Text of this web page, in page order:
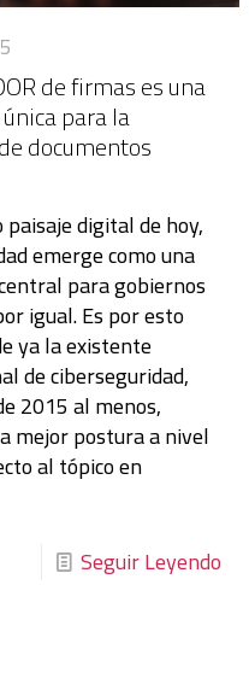
de firmas es una
para la
documentos
digital de hoy,
emerge como una
para gobiernos
igual. Es por esto
ya la existente
de ciberseguridad,
2015 al menos,
mejor postura a nivel
al tópico en
Seguir Leyendo